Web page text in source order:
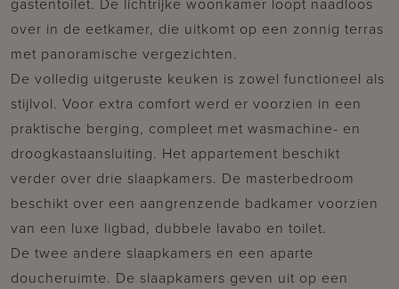
over in de eetkamer, die uitkomt op een zonnig terras
met panoramische vergezichten.
De volledig uitgeruste keuken is zowel functioneel als
stijlvol. Voor extra comfort werd er voorzien in een
praktische berging, compleet met wasmachine- en
droogkastaansluiting. Het appartement beschikt
verder over drie slaapkamers. De masterbedroom
beschikt over een aangrenzende badkamer voorzien
van een luxe ligbad, dubbele lavabo en toilet.
De twee andere slaapkamers en een aparte
doucheruimte. De slaapkamers geven uit op een